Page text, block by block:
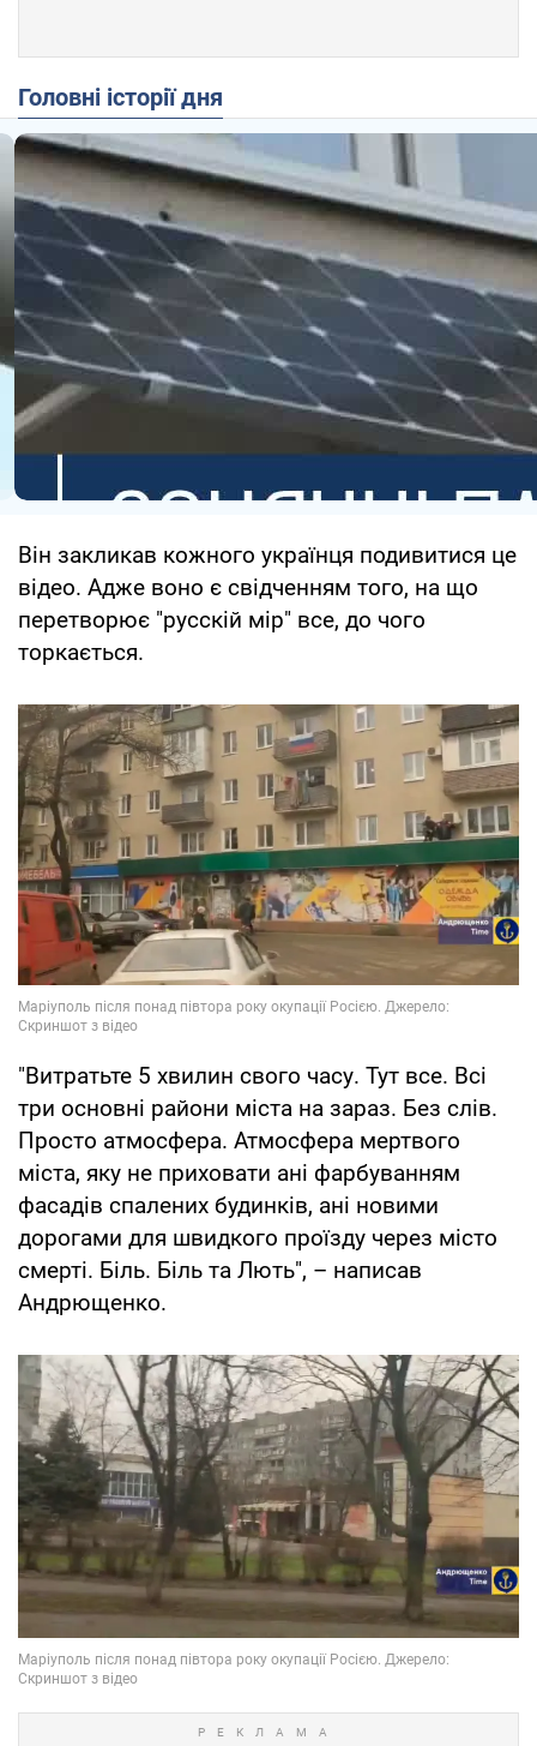
Головні історії дня
Він закликав кожного українця подивитися це
відео. Адже воно є свідченням того, на що
перетворює "русскій мір" все, до чого
торкається.
"Витратьте 5 хвилин свого часу. Тут все. Всі
три основні райони міста на зараз. Без слів.
Просто атмосфера. Атмосфера мертвого
міста, яку не приховати ані фарбуванням
фасадів спалених будинків, ані новими
дорогами для швидкого проїзду через місто
смерті. Біль. Біль та Лють", – написав
Андрющенко.